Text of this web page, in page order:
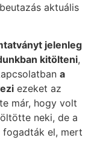
aktuális
jelenleg
kitölteni,
a
ezeket az
már, hogy volt
neki, de a
fogadták el, mert